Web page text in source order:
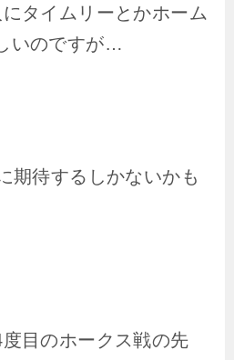
タイムリーとかホーム
いのですが…
期待するしかないかも
目のホークス戦の先